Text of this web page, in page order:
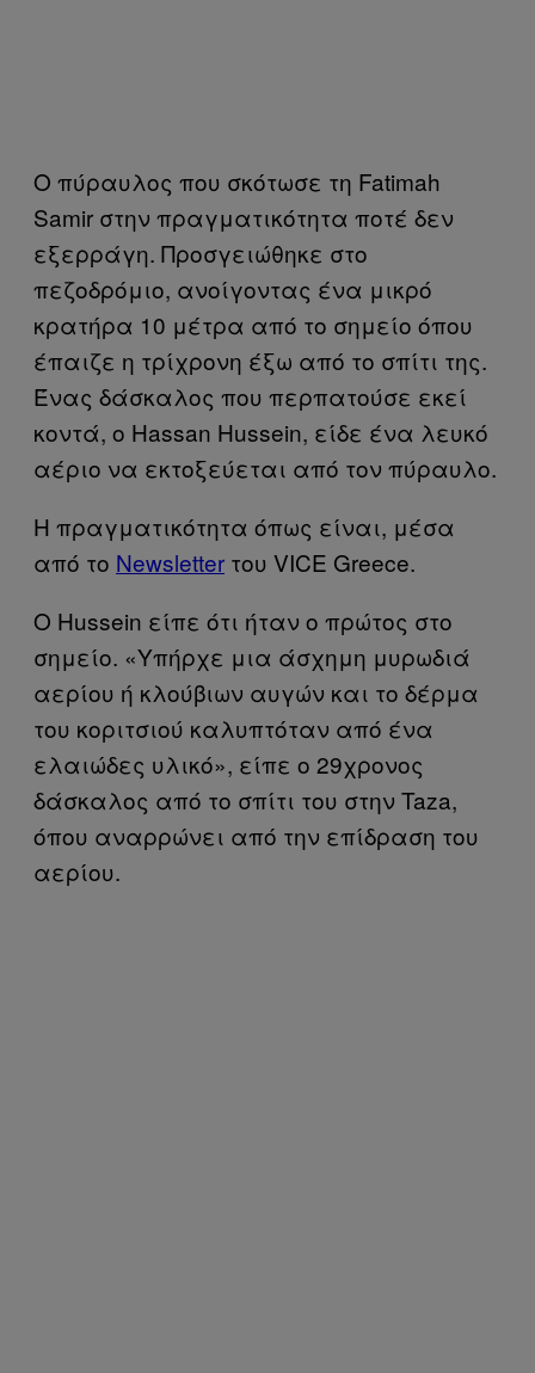
Ο πύραυλος που σκότωσε τη Fatimah
Samir στην πραγματικότητα ποτέ δεν
εξερράγη. Προσγειώθηκε στο
πεζοδρόμιο, ανοίγοντας ένα μικρό
κρατήρα 10 μέτρα από το σημείο όπου
έπαιζε η τρίχρονη έξω από το σπίτι της.
Ένας δάσκαλος που περπατούσε εκεί
κοντά, ο Hassan Hussein, είδε ένα λευκό
αέριο να εκτοξεύεται από τον πύραυλο.
Η πραγματικότητα όπως είναι, μέσα
από το Newsletter του VICE Greece.
Ο Hussein είπε ότι ήταν ο πρώτος στο
σημείο. «Υπήρχε μια άσχημη μυρωδιά
αερίου ή κλούβιων αυγών και το δέρμα
του κοριτσιού καλυπτόταν από ένα
ελαιώδες υλικό», είπε ο 29χρονος
δάσκαλος από το σπίτι του στην Taza,
όπου αναρρώνει από την επίδραση του
αερίου.